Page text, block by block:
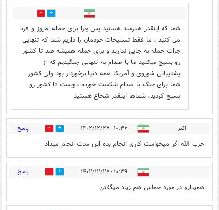
0
شما که اینقدر هنرمند هستید پس چرا برای حمله امروز و فردا
می کنید ، ما فقط تسلیحات خودمان را داریم شما که تنهایی
جرات حمله به جایی ندارید و برای حمله همیشه صد تا کشور
رو بسیج میکنید ما با صدام به تنهایی جنگیدیم که از
پشتیبانی شوروی و آمریکا همه دنیا برخوردار بود ولی کشور
شما برای جنگ با صدام شکست خورده دویست تا کشور رو
بسیج کردید، شماها اینقدر شجاع هستید
اکبر ۱۰:۳۶ - ۱۴۰۲/۱۲/۲۸ 4 پاسخ
حزب الله اگر میخواست کاری انجام بده این مدت انجام میداد.
۱۰:۳۹ - ۱۴۰۲/۱۲/۲۸ 3 پاسخ
همینارو در مورد حماس هم زیاد میگفتن